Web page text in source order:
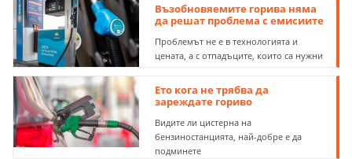
Възобновяемите горива няма
да решат проблема с емисиите
Проблемът не е в технологията и
цената, а с отпадъците, които са нужни
Ето кога не трябва да
зареждате гориво
Видите ли цистерна на
бензиностанцията, най-добре е да
подминете